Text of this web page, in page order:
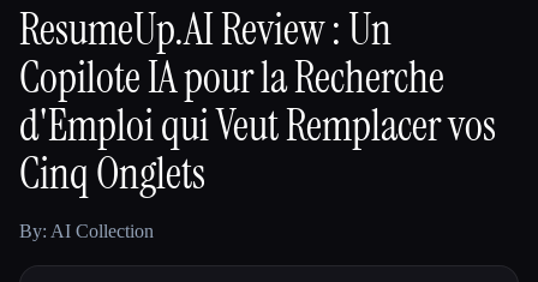
🎓Étudiants 🎬Créateurs
Blog
ResumeUp.AI Review : Un
Copilote IA pour la Recherche
d'Emploi qui Veut Remplacer vos
Cinq Onglets
By: AI Collection